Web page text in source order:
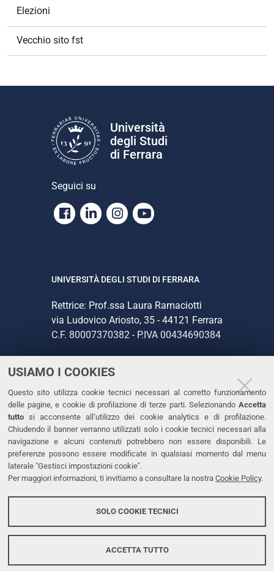
USIAMO I COOKIES
Questo sito utilizza cookie tecnici necessari al corretto funzionamento
delle pagine, e cookie di profilazione di terze parti. Selezionando Accetta
tutto si acconsente all’utilizzo dei cookie analytics e di profilazione.
Chiudendo il banner verranno utilizzati solo i cookie tecnici necessari alla
navigazione e alcuni contenuti potrebbero non essere disponibili. Le
preferenze possono essere modificate in qualsiasi momento dal menu
laterale "Gestisci impostazioni cookie".
Per maggiori informazioni, ti invitiamo a consultare la nostra Cookie Policy.
SOLO COOKIE TECNICI
ACCETTA TUTTO
Elezioni
Vecchio sito fst
Università
degli Studi
di Ferrara
Seguici su
Facebook
LinkedinInstagram
Youtube
UNIVERSITÀ DEGLI STUDI DI FERRARA
Rettrice: Prof.ssa Laura Ramaciotti
via Ludovico Ariosto, 35 - 44121 Ferrara
C.F. 80007370382 - P.IVA 00434690384
CONTATTI
Tel. +39 0532 293111
Fax. +39 0532 293031
PEC
LINKS
Dichiarazione di accessibilità
Protezione dati personali